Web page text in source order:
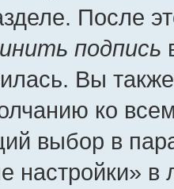
После
подпись
Вы
ко
выбор в
настройки»